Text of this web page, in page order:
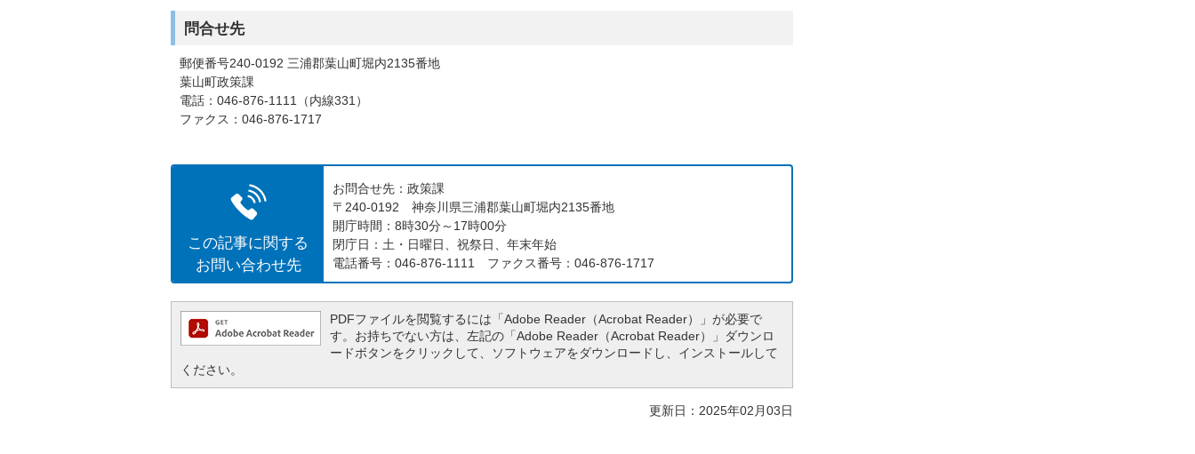
問合せ先
郵便番号240-0192 三浦郡葉山町堀内2135番地
葉山町政策課
電話：046-876-1111（内線331）
ファクス：046-876-1717
この記事に関する
お問い合わせ先
お問合せ先：政策課
〒240-0192 神奈川県三浦郡葉山町堀内2135番地
開庁時間：8時30分～17時00分
閉庁日：土・日曜日、祝祭日、年末年始
電話番号：046-876-1111 ファクス番号：046-876-1717
PDFファイルを閲覧するには「Adobe Reader（Acrobat Reader）」が必要で
す。お持ちでない方は、左記の「Adobe Reader（Acrobat Reader）」ダウンロ
ードボタンをクリックして、ソフトウェアをダウンロードし、インストールして
ください。
更新日：2025年02月03日